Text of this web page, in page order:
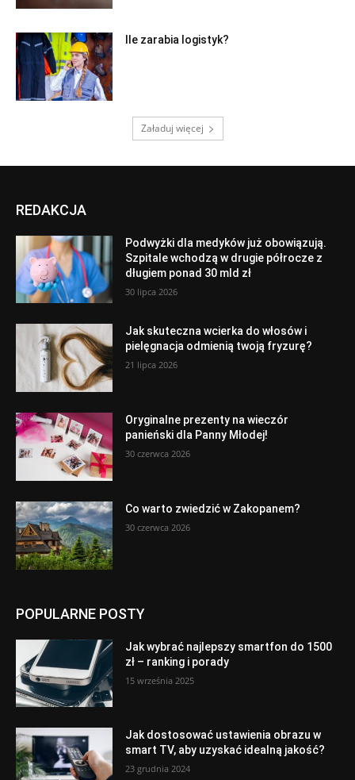
Ile zarabia logistyk?
Załaduj więcej
REDAKCJA
Podwyżki dla medyków już obowiązują.
Szpitale wchodzą w drugie półrocze z
długiem ponad 30 mld zł
30 lipca 2026
Jak skuteczna wcierka do włosów i
pielęgnacja odmienią twoją fryzurę?
21 lipca 2026
Oryginalne prezenty na wieczór
panieński dla Panny Młodej!
30 czerwca 2026
Co warto zwiedzić w Zakopanem?
30 czerwca 2026
POPULARNE POSTY
Jak wybrać najlepszy smartfon do 1500
zł – ranking i porady
15 września 2025
Jak dostosować ustawienia obrazu w
smart TV, aby uzyskać idealną jakość?
23 grudnia 2024